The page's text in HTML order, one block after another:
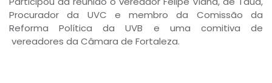
Procurador da UVC e membro da Comissão da
Reforma Política da UVB e uma comitiva de
vereadores da Câmara de Fortaleza.